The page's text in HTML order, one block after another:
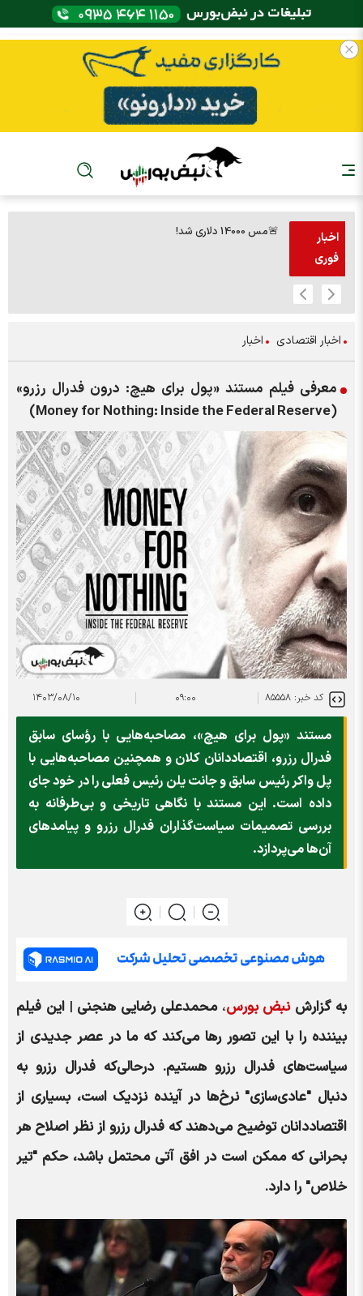
اخبار
فوری
🚨مس 14000 دلاری شد!
اخبار اقتصادی اخبار
معرفی فیلم مستند «پول برای هیچ: درون فدرال رزرو»
(Money for Nothing: Inside the Federal Reserve)
کد خبر: ۸۵۵۵۸ ۰۹:۰۰ ۱۴۰۳/۰۸/۱۰
مستند «پول برای هیچ»، مصاحبه‌هایی با رؤسای سابق
فدرال رزرو، اقتصاددانان کلان و همچنین مصاحبه‌هایی با
پل واکر رئیس سابق و جانت یلن رئیس فعلی را در خود جای
داده است. این مستند با نگاهی تاریخی و بی‌طرفانه به
بررسی تصمیمات سیاست‌گذاران فدرال رزرو و پیامدهای
آن‌ها می‌پردازد.
به گزارش نبض بورس،محمدعلی رضایی هنجنی |این فیلم
بیننده را با این تصور رها می‌کند که ما در عصر جدیدی از
سیاست‌های فدرال رزرو هستیم. درحالی‌که فدرال رزرو به
دنبال "عادی‌سازی" نرخ‌ها در آینده نزدیک است، بسیاری از
اقتصاددانان توضیح می‌دهند که فدرال رزرو از نظر اصلاح هر
بحرانی که ممکن است در افق آتی محتمل باشد، حکم "تیر
خلاص" را دارد.